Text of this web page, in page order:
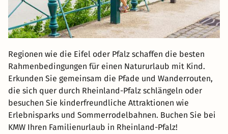
Regionen wie die Eifel oder Pfalz schaffen die besten
Rahmenbedingungen für einen Natururlaub mit Kind.
Erkunden Sie gemeinsam die Pfade und Wanderrouten,
die sich quer durch Rheinland-Pfalz schlängeln oder
besuchen Sie kinderfreundliche Attraktionen wie
Erlebnisparks und Sommerrodelbahnen. Buchen Sie bei
KMW Ihren Familienurlaub in Rheinland-Pfalz!